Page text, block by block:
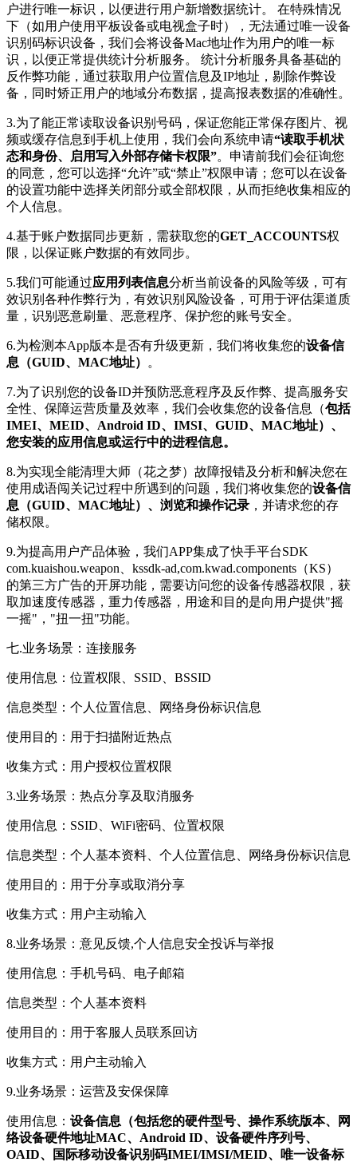
户进行唯一标识，以便进行用户新增数据统计。 在特殊情况
下（如用户使用平板设备或电视盒子时），无法通过唯一设备
识别码标识设备，我们会将设备Mac地址作为用户的唯一标
识，以便正常提供统计分析服务。 统计分析服务具备基础的
反作弊功能，通过获取用户位置信息及IP地址，剔除作弊设
备，同时矫正用户的地域分布数据，提高报表数据的准确性。
3.为了能正常读取设备识别号码，保证您能正常保存图片、视
频或缓存信息到手机上使用，我们会向系统申请“读取手机状
态和身份、启用写入外部存储卡权限”。申请前我们会征询您
的同意，您可以选择“允许”或“禁止”权限申请；您可以在设备
的设置功能中选择关闭部分或全部权限，从而拒绝收集相应的
个人信息。
4.基于账户数据同步更新，需获取您的GET_ACCOUNTS权
限，以保证账户数据的有效同步。
5.我们可能通过应用列表信息分析当前设备的风险等级，可有
效识别各种作弊行为，有效识别风险设备，可用于评估渠道质
量，识别恶意刷量、恶意程序、保护您的账号安全。
6.为检测本App版本是否有升级更新，我们将收集您的设备信
息（GUID、MAC地址）
。
7.为了识别您的设备ID并预防恶意程序及反作弊、提高服务安
全性、保障运营质量及效率，我们会收集您的设备信息（包括
IMEI、MEID、Android ID、IMSI、GUID、MAC地址）、
您安装的应用信息或运行中的进程信息。
8.为实现全能清理大师（花之梦）故障报错及分析和解决您在
使用成语闯关记过程中所遇到的问题，我们将收集您的设备信
息（GUID、MAC地址）、浏览和操作记录 ，并请求您的存
储权限。
9.为提高用户产品体验，我们APP集成了快手平台SDK
com.kuaishou.weapon、kssdk-ad,com.kwad.components（KS）
的第三方广告的开屏功能，需要访问您的设备传感器权限，获
取加速度传感器，重力传感器，用途和目的是向用户提供"摇
一摇"，"扭一扭"功能。
七.业务场景：连接服务
使用信息：位置权限、SSID、BSSID
信息类型：个人位置信息、网络身份标识信息
使用目的：用于扫描附近热点
收集方式：用户授权位置权限
3.业务场景：热点分享及取消服务
使用信息：SSID、WiFi密码、位置权限
信息类型：个人基本资料、个人位置信息、网络身份标识信息
使用目的：用于分享或取消分享
收集方式：用户主动输入
8.业务场景：意见反馈,个人信息安全投诉与举报
使用信息：手机号码、电子邮箱
信息类型：个人基本资料
使用目的：用于客服人员联系回访
收集方式：用户主动输入
9.业务场景：运营及安保保障
使用信息： 设备信息（包括您的硬件型号、操作系统版本、网
络设备硬件地址MAC、Android ID、设备硬件序列号、
OAID、国际移动设备识别码IMEI/IMSI/MEID、唯一设备标